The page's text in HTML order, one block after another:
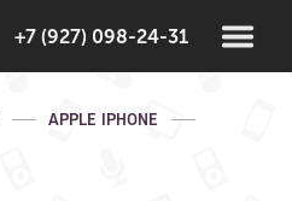
+7 (927) 098-24-31
APPLE IPHONE